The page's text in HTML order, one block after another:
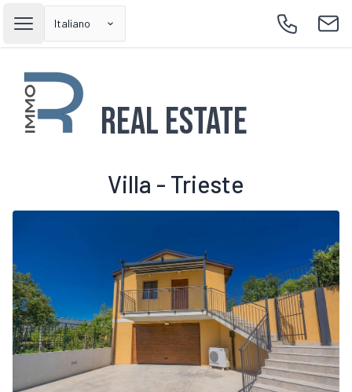
Open main menu
Italiano
Call
Real Estate
Villa - Trieste